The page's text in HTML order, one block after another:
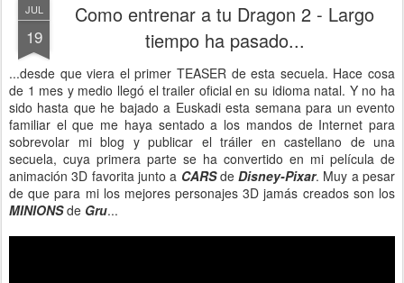
JUL
19
Como entrenar a tu Dragon 2 - Largo
tiempo ha pasado...
...desde que viera el primer TEASER de esta secuela. Hace cosa
de 1 mes y medio llegó el trailer oficial en su idioma natal. Y no ha
sido hasta que he bajado a Euskadi esta semana para un evento
familiar el que me haya sentado a los mandos de Internet para
sobrevolar mi blog y publicar el tráiler en castellano de una
secuela, cuya primera parte se ha convertido en mi película de
animación 3D favorita junto a CARSdeDisney-Pixar. Muy a pesar
de que para mi los mejores personajes 3D jamás creados son los
MINIONSde Gru...